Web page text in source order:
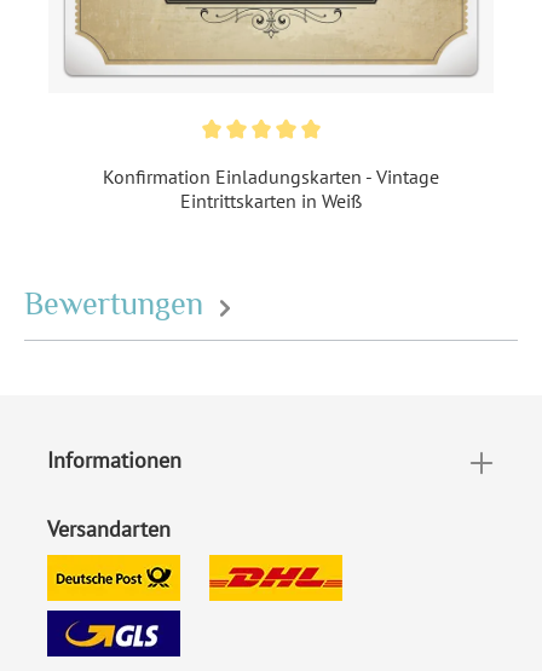
Foto: Mit Foto
m², Naturpapier 300 g / m²
innerhalb Deutschland
Konfirmation Einladungskarten - Vintage
Eintrittskarten in Weiß
Bewertungen
Informationen
Versandarten